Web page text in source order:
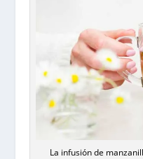
La infusión de